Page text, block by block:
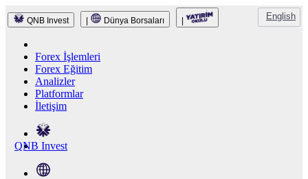
QNB Invest Dünya Borsaları English
Forex İşlemleri
Forex Eğitim
Analizler
Platformlar
İletişim
QNB Invest